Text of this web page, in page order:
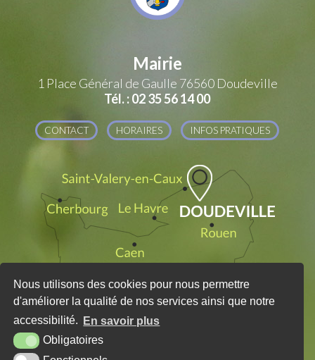
Nous utilisons des cookies pour nous permettre
d'améliorer la qualité de nos services ainsi que notre
accessibilité.
En savoir plus
Obligatoires
Mairie
1 Place Général de Gaulle 76560 Doudeville
Tél. : 02 35 56 14 00
CONTACT HORAIRES INFOS PRATIQUES